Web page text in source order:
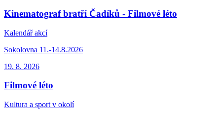
Kinematograf bratří Čadíků - Filmové léto
Kalendář akcí
Sokolovna 11.-14.8.2026
19. 8. 2026
Filmové léto
Kultura a sport v okolí